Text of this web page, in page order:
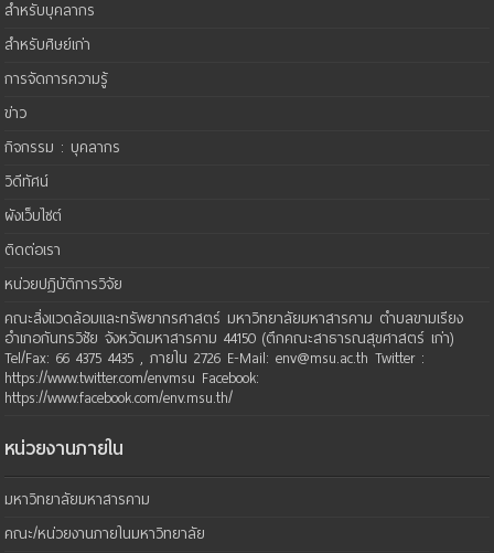
สำหรับบุคลากร
สำหรับศิษย์เก่า
การจัดการความรู้
ข่าว
กิจกรรม : บุคลากร
วิดีทัศน์
ผังเว็บไซต์
ติดต่อเรา
หน่วยปฏิบัติการวิจัย
คณะสิ่งแวดล้อมและทรัพยากรศาสตร์ มหาวิทยาลัยมหาสารคาม ตำบลขามเรียง
อำเภอกันทรวิชัย จังหวัดมหาสารคาม 44150 (ตึกคณะสาธารณสุขศาสตร์ เก่า)
Tel/Fax: 66 4375 4435 , ภายใน 2726 E-Mail: env@msu.ac.th Twitter :
https://www.twitter.com/envmsu Facebook:
https://www.facebook.com/env.msu.th/
หน่วยงานภายใน
มหาวิทยาลัยมหาสารคาม
คณะ/หน่วยงานภายในมหาวิทยาลัย